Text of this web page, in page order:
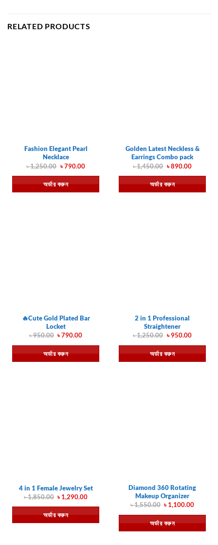
RELATED PRODUCTS
Fashion Elegant Pearl
Necklace
৳1,250.00 Original
was:
৳ 1,250.00.
৳790.00Current
is:
৳ 790.00.
অর্ডার করুন
Golden Latest Neckless &
Earrings Combo pack
৳1,450.00 Original
was:
৳ 1,450.00.
৳890.00Current
is:
৳ 890.00.
অর্ডার করুন
🔥Cute Gold Plated Bar
Locket
৳950.00 Original
was:
৳ 950.00.
৳790.00Current
is:
৳ 790.00.
অর্ডার করুন
2 in 1 Professional
Straightener
৳1,250.00 Original
was:
৳ 1,250.00.
৳950.00Current
is:
৳ 950.00.
অর্ডার করুন
4 in 1 Female Jewelry Set
৳1,850.00 Original
price
was:
৳ 1,850.00.
৳1,290.00Current
is:
৳ 1,290.00.
অর্ডার করুন
Diamond 360 Rotating
Makeup Organizer
৳1,550.00 Original
price
was:
৳ 1,550.00.
৳1,100.00Current
is:
৳
অর্ডার করুন